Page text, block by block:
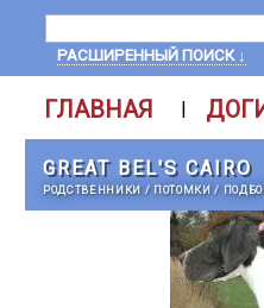
РАСШИРЕННЫЙ ПОИСК ↓
ГЛАВНАЯ |
GREAT BEL'S CAIRO
РОДСТВЕННИКИ / ПОТОМКИ/